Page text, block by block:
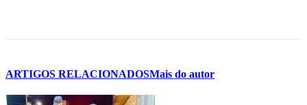
ARTIGOS RELACIONADOSMais do autor